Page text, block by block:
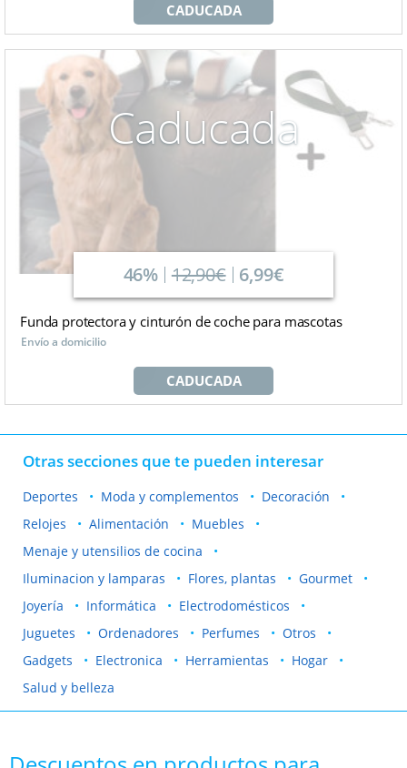
CADUCADA
Caducada
46% 12,90€ 6,99€
Funda protectora y cinturón de coche para mascotas
Envío a domicilio
CADUCADA
Otras secciones que te pueden interesar
Deportes Moda y complementos
Decoración
Relojes
Alimentación
Muebles
Menaje y utensilios de cocina
Iluminacion y lamparas
Flores, plantas
Gourmet
Joyería
Informática
Electrodomésticos
Juguetes
Ordenadores Perfumes
Otros
Gadgets
Electronica Herramientas
Hogar
Salud y belleza